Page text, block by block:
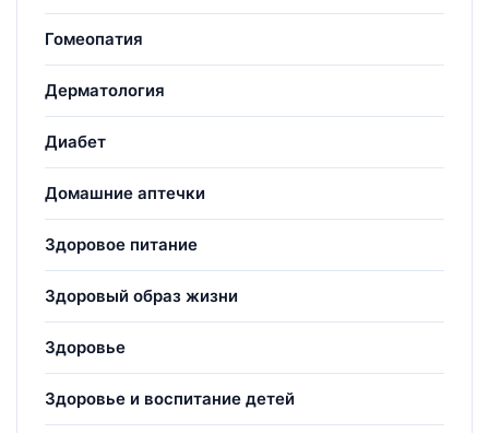
Гомеопатия
Дерматология
Диабет
Домашние аптечки
Здоровое питание
Здоровый образ жизни
Здоровье
Здоровье и воспитание детей